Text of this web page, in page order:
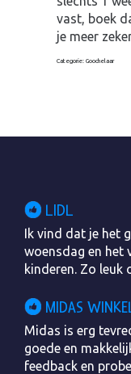
vast, boek
je meer
Categorie: Goochelaar
LIDL
Ik vind dat je het
woensdag en het
kinderen. Zo leuk
MIDAS
Midas is erg
goede en
feedback en